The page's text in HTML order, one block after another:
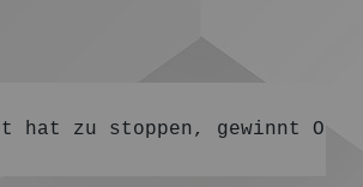
hat zu stoppen, gewinnt